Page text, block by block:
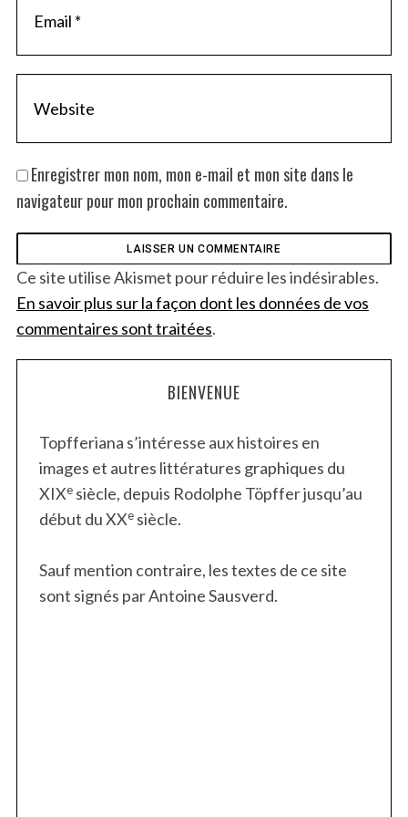
Enregistrer mon nom, mon e-mail et mon site dans le
navigateur pour mon prochain commentaire.
Ce site utilise Akismet pour réduire les indésirables.
En savoir plus sur la façon dont les données de vos
commentaires sont traitées.
BIENVENUE
Topfferiana s’intéresse aux histoires en
images et autres littératures graphiques du
XIXesiècle, depuis Rodolphe Töpffer jusqu’au
début du XXesiècle.
Sauf mention contraire, les textes de ce site
sont signés par Antoine Sausverd.